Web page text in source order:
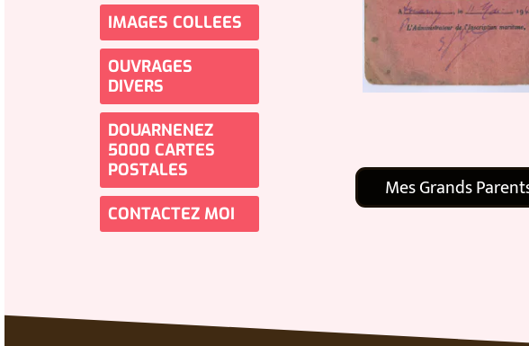
IMAGES COLLEES
OUVRAGES
DIVERS
DOUARNENEZ
5000 CARTES
POSTALES
CONTACTEZ MOI
Mes Grands Parents